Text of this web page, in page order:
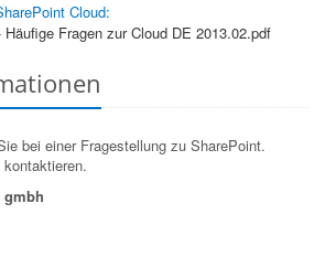
Cloud:
Fragen zur Cloud DE 2013.02.pdf
bei einer Fragestellung zu SharePoint.